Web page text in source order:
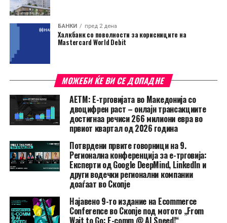
БАНКИ пред 2 дена
Халкбанк со поволности за корисниците на
Mastercard World Debit
МОЖЕБИ ЌЕ ВИ СЕ ДОПАДНЕ
АЕТМ: Е-трговијата во Македонија со
двоцифрен раст – онлајн трансакциите
достигнаа речиси 266 милиони евра во
првиот квартал од 2026 година
Потврдени првите говорници на 9.
Регионална конференција за е-трговија:
Експерти од Google DeepMind, LinkedIn и
други водечки регионални компании
доаѓаат во Скопје
Најавено 9-то издание на Ecommerce
Conference во Скопје под мотото „From
Wait to Go: E-comm @ AI Speed!“